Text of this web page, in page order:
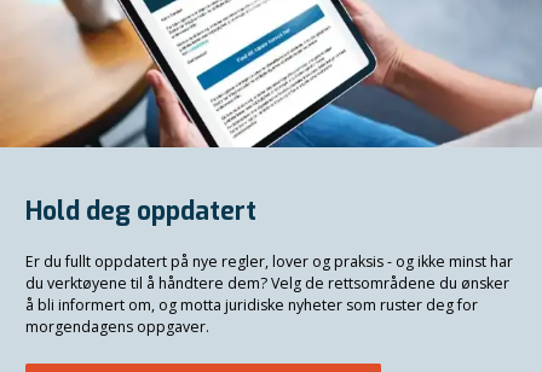
Hold deg oppdatert
Er du fullt oppdatert på nye regler, lover og praksis - og ikke minst har
du verktøyene til å håndtere dem? Velg de rettsområdene du ønsker
å bli informert om, og motta juridiske nyheter som ruster deg for
morgendagens oppgaver.